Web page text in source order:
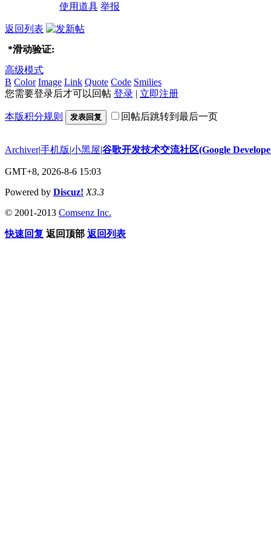
使用道具 举报
返回列表
*滑动验证:
高级模式
B Color Image Link Quote Code Smilies
您需要登录后才可以回帖 登录 | 立即注册
本版积分规则 发表回复 回帖后跳转到最后一页
Archiver|手机版|小黑屋|谷歌开发技术交流社区(Google
GMT+8, 2026-8-6 15:03
Powered by Discuz! X3.3
© 2001-2013 Comsenz Inc.
快速回复 返回顶部 返回列表